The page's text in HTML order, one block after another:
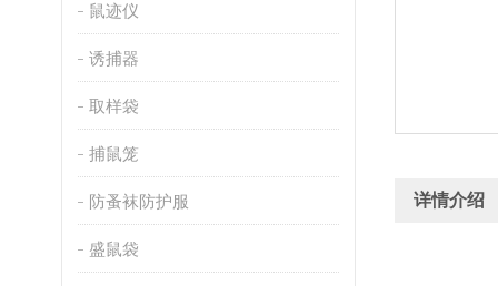
鼠迹仪
诱捕器
取样袋
捕鼠笼
防蚤袜防护服
盛鼠袋
详情介绍